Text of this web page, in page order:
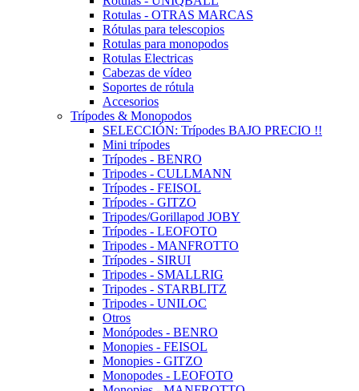
Rotulas - OTRAS MARCAS
Rótulas para telescopios
Rotulas para monopodos
Rotulas Electricas
Cabezas de vídeo
Soportes de rótula
Accesorios
Trípodes & Monopodos
SELECCIÓN: Trípodes BAJO PRECIO !!
Mini trípodes
Trípodes - BENRO
Tripodes - CULLMANN
Trípodes - FEISOL
Trípodes - GITZO
Tripodes/Gorillapod JOBY
Trípodes - LEOFOTO
Tripodes - MANFROTTO
Trípodes - SIRUI
Tripodes - SMALLRIG
Tripodes - STARBLITZ
Tripodes - UNILOC
Otros
Monópodes - BENRO
Monopies - FEISOL
Monopies - GITZO
Monopodes - LEOFOTO